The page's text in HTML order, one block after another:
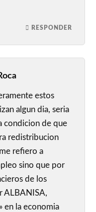
RESPONDER
estos
algun dia, seria
condicion de que
redistribucion
refiero a
sino que por
de los
ALBANISA,
en la economia